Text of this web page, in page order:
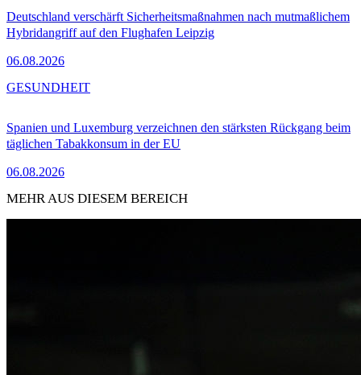
Deutschland verschärft Sicherheitsmaßnahmen nach mutmaßlichem
Hybridangriff auf den Flughafen Leipzig
06.08.2026
Spanien und Luxemburg verzeichnen den stärksten Rückgang beim
täglichen Tabakkonsum in der EU
06.08.2026
GESUNDHEIT
MEHR AUS DIESEM BEREICH